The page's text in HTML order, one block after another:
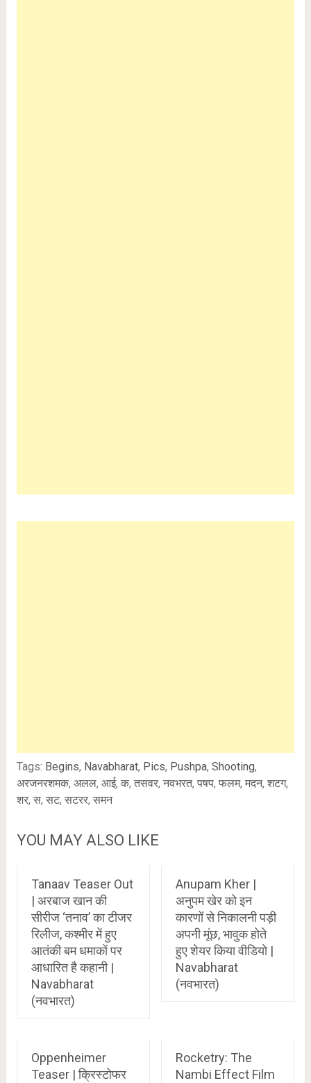
Tags: Begins, Navabharat, Pics, Pushpa, Shooting,
अरजनरशमक, अलल, आई, क, तसवर, नवभरत, पषप, फलम, मदन, शटग,
शर, स, सट, सटरर, समन
YOU MAY ALSO LIKE
Tanaav Teaser Out
| अरबाज खान की
सीरीज ‘तनाव’ का टीजर
रिलीज, कश्मीर में हुए
आतंकी बम धमाकों पर
आधारित है कहानी |
Navabharat
(नवभारत)
Anupam Kher |
अनुपम खेर को इन
कारणों से निकालनी पड़ी
अपनी मूंछ, भावुक होते
हुए शेयर किया वीडियो |
Navabharat
(नवभारत)
Oppenheimer
Teaser | क्रिस्टोफर
Rocketry: The
Nambi Effect Film